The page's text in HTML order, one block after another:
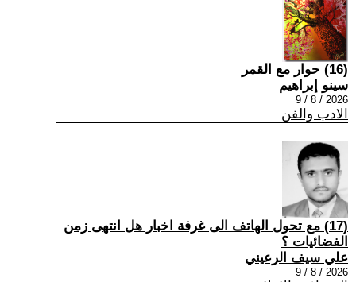
(16) حوار مع القمر
سينو إبراهيم
2026 / 8 / 9
الادب والفن
(17) مع تحول الهاتف الى غرفة اخبار هل انتهى زمن
الفضائيات ؟
علي سيف الرعيني
2026 / 8 / 9